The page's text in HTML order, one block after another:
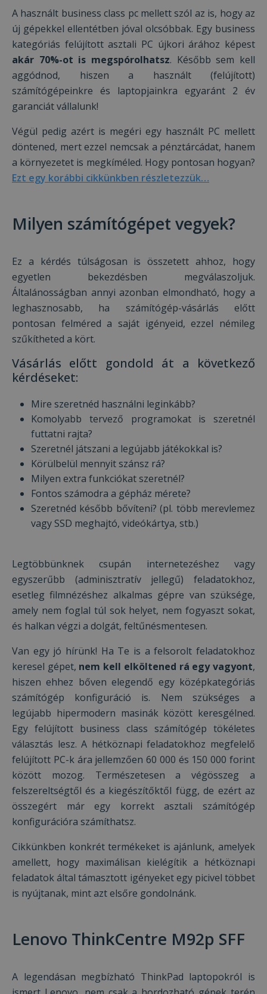
A használt business class pc mellett szól az is, hogy az
új gépekkel ellentétben jóval olcsóbbak. Egy business
kategóriás felújított asztali PC újkori árához képest
akár 70%-ot is megspórolhatsz. Később sem kell
aggódnod, hiszen a használt (felújított)
számítógépeinkre és laptopjainkra egyaránt 2 év
garanciát vállalunk!
Végül pedig azért is megéri egy használt PC mellett
döntened, mert ezzel nemcsak a pénztárcádat, hanem
a környezetet is megkíméled. Hogy pontosan hogyan?
Ezt egy korábbi cikkünkben részletezzük…
Milyen számítógépet vegyek?
Ez a kérdés túlságosan is összetett ahhoz, hogy
egyetlen bekezdésben megválaszoljuk.
Általánosságban annyi azonban elmondható, hogy a
leghasznosabb, ha számítógép-vásárlás előtt
pontosan felméred a saját igényeid, ezzel némileg
szűkítheted a kört.
Vásárlás előtt gondold át a következő
kérdéseket:
Mire szeretnéd használni leginkább?
Komolyabb tervező programokat is szeretnél
futtatni rajta?
Szeretnél játszani a legújabb játékokkal is?
Körülbelül mennyit szánsz rá?
Milyen extra funkciókat szeretnél?
Fontos számodra a gépház mérete?
Szeretnéd később bővíteni? (pl. több merevlemez
vagy SSD meghajtó, videókártya, stb.)
Legtöbbünknek csupán internetezéshez vagy
egyszerűbb (adminisztratív jellegű) feladatokhoz,
esetleg filmnézéshez alkalmas gépre van szüksége,
amely nem foglal túl sok helyet, nem fogyaszt sokat,
és halkan végzi a dolgát, feltűnésmentesen.
Van egy jó hírünk! Ha Te is a felsorolt feladatokhoz
keresel gépet, nem kell elköltened rá egy vagyont,
hiszen ehhez bőven elegendő egy középkategóriás
számítógép konfiguráció is. Nem szükséges a
legújabb hipermodern masinák között keresgélned.
Egy felújított business class számítógép tökéletes
választás lesz. A hétköznapi feladatokhoz megfelelő
felújított PC-k ára jellemzően 60 000 és 150 000 forint
között mozog. Természetesen a végösszeg a
felszereltségtől és a kiegészítőktől függ, de ezért az
összegért már egy korrekt asztali számítógép
konfigurációra számíthatsz.
Cikkünkben konkrét termékeket is ajánlunk, amelyek
amellett, hogy maximálisan kielégítik a hétköznapi
feladatok által támasztott igényeket egy picivel többet
is nyújtanak, mint azt elsőre gondolnánk.
Lenovo ThinkCentre M92p SFF
A legendásan megbízható ThinkPad laptopokról is